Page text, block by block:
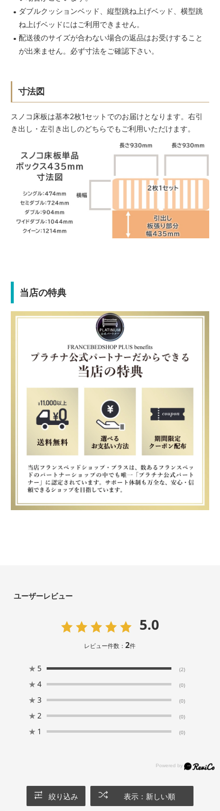
ダブルクッションベッド、縦型跳ね上げベッド、横型跳
ね上げベッドにはご利用できません。
配送後のサイズが合わない場合の返品はお受けすること
が出来ません。必ず寸法をご確認下さい。
寸法図
スノコ床板は基本2枚1セットでのお届けとなります。右引
き出し・左引き出しのどちらでもご利用いただけます。
当店の特典
ユーザーレビュー
5.0
レビュー件数：2件
★ 5 (2)
★ 4 (0)
★ 3 (0)
★ 2 (0)
★ 1 (0)
絞り込み 表示：新しい順